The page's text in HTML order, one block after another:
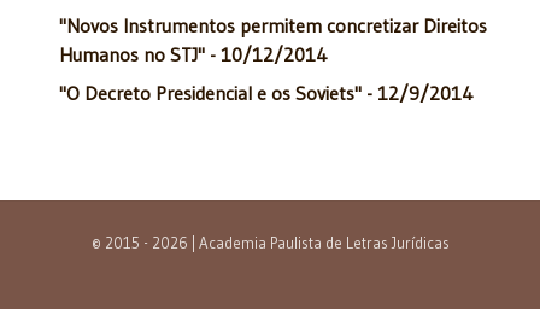
"Novos Instrumentos permitem concretizar Direitos
Humanos no STJ" - 10/12/2014
"O Decreto Presidencial e os Soviets" - 12/9/2014
© 2015 - 2026 | Academia Paulista de Letras Jurídicas